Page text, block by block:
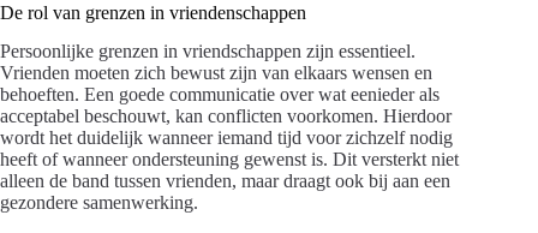
De rol van grenzen in vriendenschappen
Persoonlijke grenzen in vriendschappen zijn essentieel.
Vrienden moeten zich bewust zijn van elkaars wensen en
behoeften. Een goede communicatie over wat eenieder als
acceptabel beschouwt, kan conflicten voorkomen. Hierdoor
wordt het duidelijk wanneer iemand tijd voor zichzelf nodig
heeft of wanneer ondersteuning gewenst is. Dit versterkt niet
alleen de band tussen vrienden, maar draagt ook bij aan een
gezondere samenwerking.